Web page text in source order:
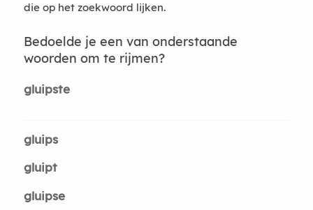
die op het zoekwoord lijken.
Bedoelde je een van onderstaande
woorden om te rijmen?
gluipste
gluips
gluipt
gluipse